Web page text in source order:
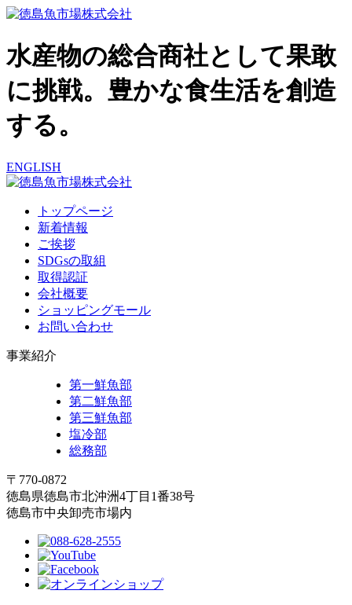
水産物の総合商社として果敢
に挑戦。豊かな食生活を創造
する。
ENGLISH
トップページ
新着情報
ご挨拶
SDGsの取組
取得認証
会社概要
ショッピングモール
お問い合わせ
事業紹介
第一鮮魚部
第二鮮魚部
第三鮮魚部
塩冷部
総務部
〒770-0872
徳島県徳島市北沖洲4丁目1番38号
徳島市中央卸売市場内